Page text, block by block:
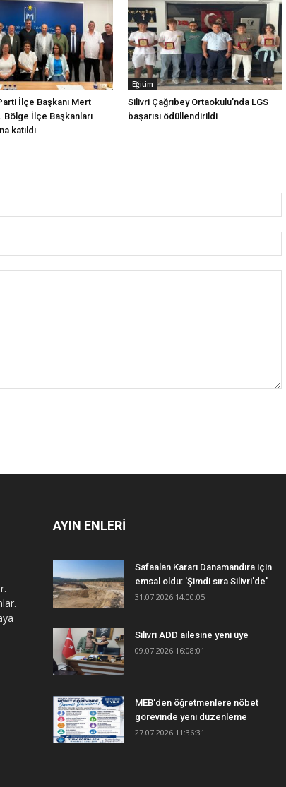
İlçe Başkanı Mert
Bölge İlçe Başkanları
katıldı
Eğitim
Silivri Çağrıbey Ortaokulu’nda LGS
başarısı ödüllendirildi
AYIN ENLERİ
Safaalan Kararı Danamandıra için
emsal oldu: 'Şimdi sıra Silivri'de'
31.07.2026 14:00:05
Silivri ADD ailesine yeni üye
09.07.2026 16:08:01
MEB'den öğretmenlere nöbet
görevinde yeni düzenleme
27.07.2026 11:36:31